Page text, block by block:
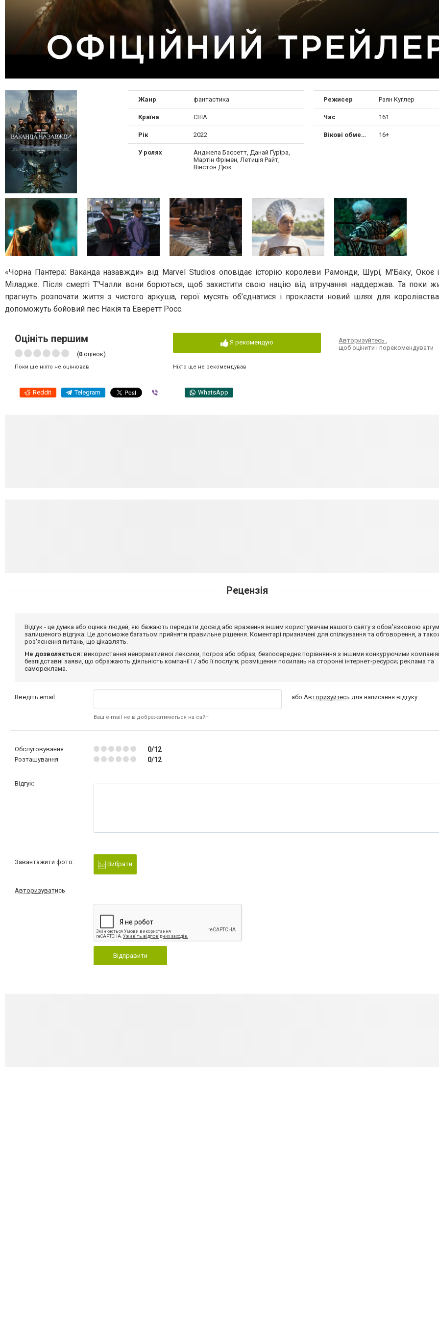
Жанр фантастика
Країна США
Рік 2022
У ролях
Анджела Бассетт, Данай Ґуріра,
Мартін Фрімен, Летиція Райт,
Вінстон Дюк
Режисер Раян Куґлер
Час 161
Вікові обмеження 16+
«Чорна Пантера: Ваканда назавжди» від Marvel Studios оповідає історію королеви Рамонди, Шурі, М'Баку, Окоє
Міладже. Після смерті Т’Чалли вони борються, щоб захистити свою націю від втручання наддержав. Та поки
прагнуть розпочати життя з чистого аркуша, герої мусять об’єднатися і прокласти новий шлях для
допоможуть бойовий пес Накія та Еверетт Росс.
Оцініть першим
(0 оцінок)
Поки ще ніхто не оцінював
Я рекомендую
Ніхто ще не рекомендував
Авторизуйтесь,
щоб оцінити і порекомендувати
Reddit Telegram WhatsApp
Рецензія
Відгук - це думка або оцінка людей, які бажають передати досвід або враження іншим користувачам нашого сайту з обов'язковою
залишеного відгука. Це допоможе багатьом прийняти правильне рішення. Коментарі призначені для спілкування та обговорення, а
роз'яснення питань, що цікавлять.
Не дозволяється: використання ненормативної лексики, погроз або образ; безпосереднє порівняння з іншими конкуруючими
безпідставні заяви, що ображають діяльність компанії і / або її послуги; розміщення посилань на сторонні інтернет-ресурси; реклама та
самореклама.
Введіть email:
Ваш e-mail не відображатиметься на сайті
або Авторизуйтесь для написання відгуку
Обслуговування 0/12
Розташування 0/12
Відгук:
Завантажити фото: Вибрати
Авторизуватись
Відправити